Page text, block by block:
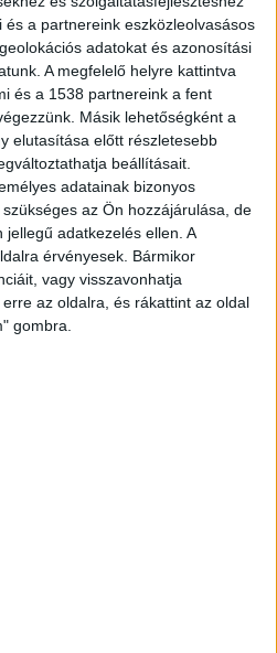
és a partnereink eszközleolvasásos
adatokat és azonosítási
A megfelelő helyre kattintva
és a 1538 partnereink a fent
Másik lehetőségként a
elutasítása előtt részletesebb
beállításait.
adatainak bizonyos
az Ön hozzájárulása, de
adatkezelés ellen. A
érvényesek. Bármikor
vagy visszavonhatja
az oldalra, és rákattint az oldal
gombra.
agyon
F. János félre akarta
annak a tanyának a
gyanút, egy ideig
Tamás holttestét.
gyilkos bestiális
verte agyon a
egyelőre nem